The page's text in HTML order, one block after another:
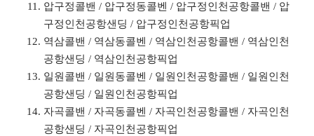
압구정콜밴 / 압구정동콜벤 / 압구정인천공항콜밴 / 압
구정인천공항샌딩 / 압구정인천공항픽업
역삼콜밴 / 역삼동콜벤 / 역삼인천공항콜밴 / 역삼인천
공항샌딩 / 역삼인천공항픽업
일원콜밴 / 일원동콜벤 / 일원인천공항콜밴 / 일원인천
공항샌딩 / 일원인천공항픽업
자곡콜밴 / 자곡동콜벤 / 자곡인천공항콜밴 / 자곡인천
공항샌딩 / 자곡인천공항픽업